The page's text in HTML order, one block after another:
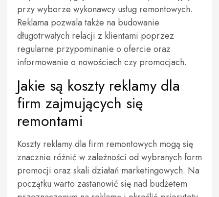
przy wyborze wykonawcy usług remontowych.
Reklama pozwala także na budowanie
długotrwałych relacji z klientami poprzez
regularne przypominanie o ofercie oraz
informowanie o nowościach czy promocjach.
Jakie są koszty reklamy dla
firm zajmujących się
remontami
Koszty reklamy dla firm remontowych mogą się
znacznie różnić w zależności od wybranych form
promocji oraz skali działań marketingowych. Na
początku warto zastanowić się nad budżetem